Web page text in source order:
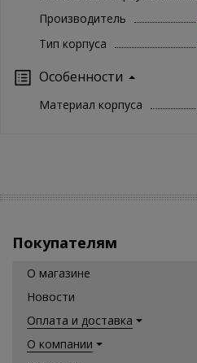
Производитель
Тип корпуса
Особенности
Материал корпуса
Покупателям
О магазине
Новости
Оплата и доставка
О компании